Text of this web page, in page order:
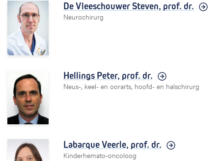
De Vleeschouwer Steven, prof. dr.
Neurochirurg
Hellings Peter, prof. dr.
Neus-, keel- en oorarts, hoofd- en halschirurg
Labarque Veerle, prof. dr.
Kinderhemato-oncoloog